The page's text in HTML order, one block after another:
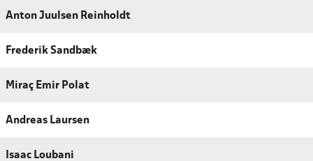
Anton Juulsen Reinholdt
Frederik Sandbæk
Miraç Emir Polat
Andreas Laursen
Isaac Loubani